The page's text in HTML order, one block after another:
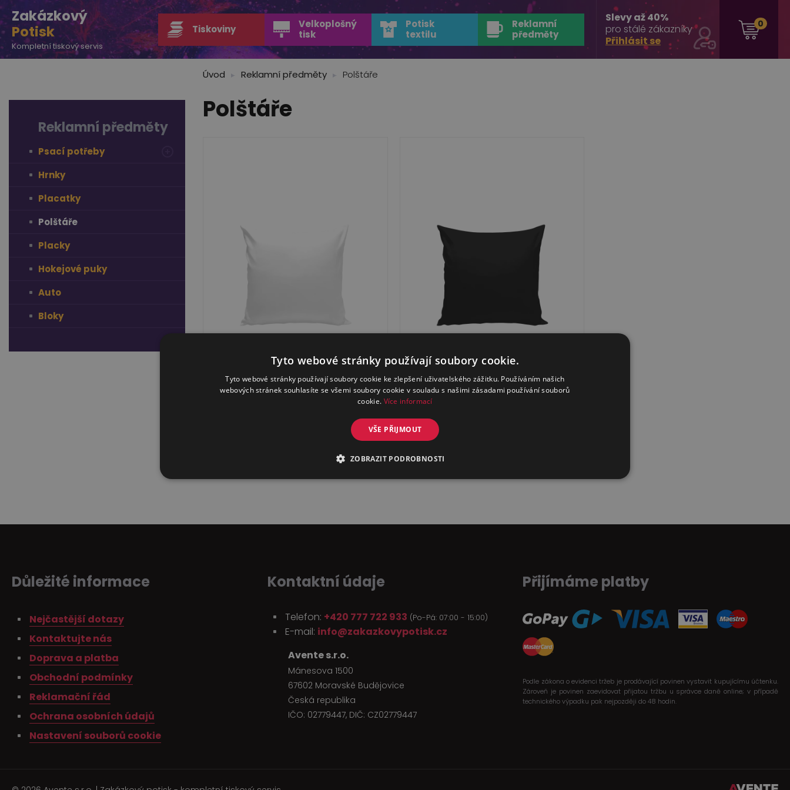
Zakázkový
Potisk
Kompletní tiskový servis
Tiskoviny
Velkoplošný
tisk
Potisk
textilu
Reklamní
předměty
Slevy až 40%
pro stálé zákazníky
Přihlásit se
0
Reklamní předměty
Psací potřeby
Hrnky
Placatky
Polštáře
Placky
Hokejové puky
Auto
Bloky
Úvod Reklamní předměty Polštáře
Polštáře
399Kč
od200Kč
Polštář černý
Důležité informace
Nejčastější dotazy
Kontaktujte nás
Doprava a platba
Obchodní podmínky
Reklamační řád
Ochrana osobních údajů
Nastavení souborů cookie
Kontaktní údaje
Telefon: +420 777 722 933 (Po-Pá: 07:00 - 15:00)
E-mail: info@zakazkovypotisk.cz
Avente s.r.o.
Mánesova 1500
67602 Moravské Budějovice
Česká republika
IČO: 02779447, DIČ: CZ02779447
Přijímáme platby
Podle zákona o evidenci tržeb je prodávající povinen vystavit kupujícímu účtenku.
Zároveň je povinen zaevidovat přijatou tržbu u správce daně online; v případě
technického výpadku pak nejpozději do 48 hodin.
Tyto webové stránky používají soubory cookie.
Tyto webové stránky používají soubory cookie ke zlepšení uživatelského zážitku. Používáním našich
webových stránek souhlasíte se všemi soubory cookie v souladu s našimi zásadami používání souborů
cookie. Více informací
VŠE PŘIJMOUT
ZOBRAZIT PODROBNOSTI